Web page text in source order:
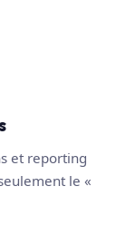
et reporting
le «